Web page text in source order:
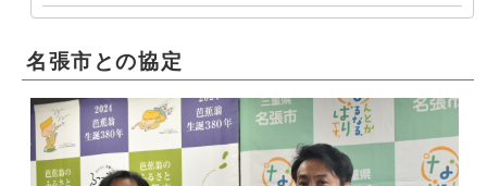
名張市との協定